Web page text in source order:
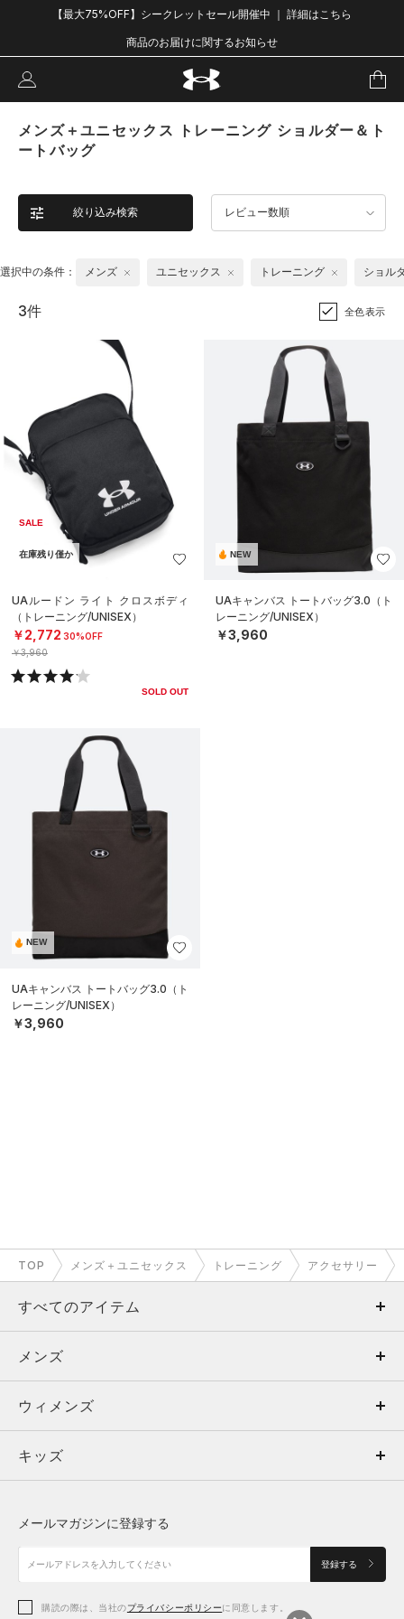
【最大75%OFF】シークレットセール開催中 ｜ 詳細はこちら
商品のお届けに関するお知らせ
メンズ＋ユニセックス トレーニング ショルダー＆ト
ートバッグ
絞り込み検索 レビュー数順
選択中の条件： メンズ ユニセックス トレーニング ショル
3件 全色表示
SALE
在庫残り僅か
UAルードン ライト クロスボディ
（トレーニング/UNISEX）
￥2,772 30%OFF
￥3,960
SOLD OUT
NEW
UAキャンバス トートバッグ3.0（ト
レーニング/UNISEX）
￥3,960
NEW
UAキャンバス トートバッグ3.0（ト
レーニング/UNISEX）
￥3,960
TOP メンズ＋ユニセックス トレーニング アクセサリー
すべてのアイテム
メンズ
ウィメンズ
キッズ
アクセサリー
メンズ
トップス
ボトムス
アクセサリー
ウィメンズ
トップス
シューズ
アクセサリー
キッズ
シューズ
メールマガジンに登録する
登録する
購読の際は、当社のプライバシーポリシーに同意します。